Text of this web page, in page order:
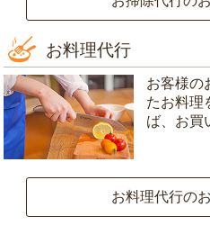
お料理代行
お客様の
たお料理
ば、お買
お料理代行の